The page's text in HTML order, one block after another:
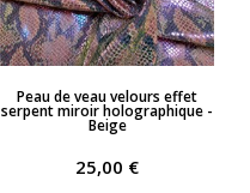
APERÇU RAPIDE
Peau de veau velours effet
serpent miroir holographique -
Beige
25,00 €